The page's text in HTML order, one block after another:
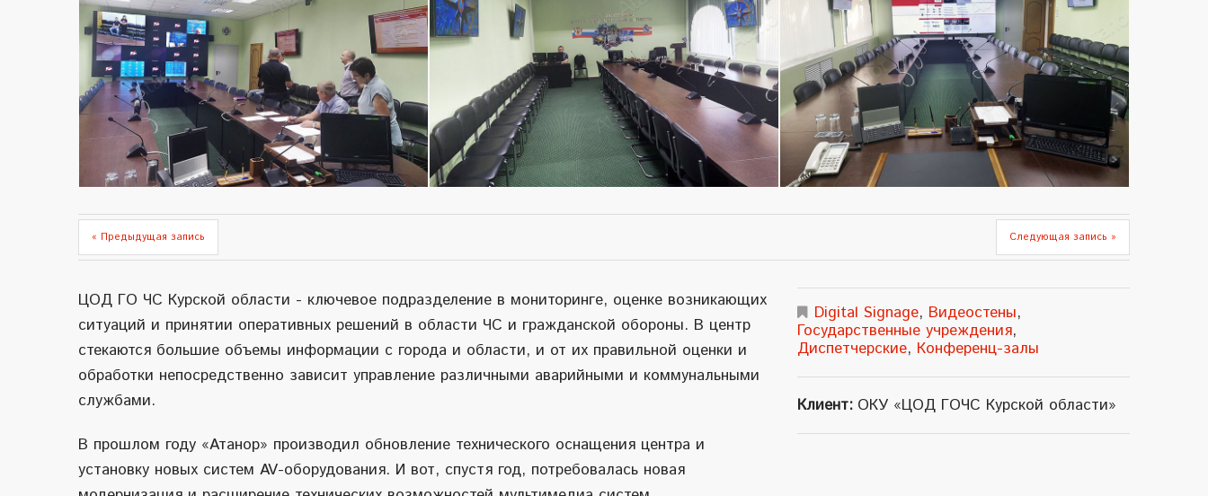
« Предыдущая запись Следующая запись »
Digital Signage, Видеостены,
Государственные учреждения,
Диспетчерские, Конференц-залы
Клиент: ОКУ «ЦОД ГОЧС Курской области»
ЦОД ГО ЧС Курской области - ключевое подразделение в мониторинге, оценке возникающих
ситуаций и принятии оперативных решений в области ЧС и гражданской обороны. В центр
стекаются большие объемы информации с города и области, и от их правильной оценки и
обработки непосредственно зависит управление различными аварийными и коммунальными
службами.
В прошлом году «Атанор» производил обновление технического оснащения центра и
установку новых систем AV-оборудования. И вот, спустя год, потребовалась новая